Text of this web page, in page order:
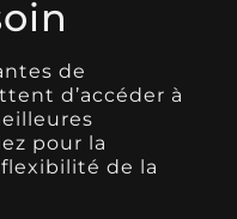
de
d’accéder à
pour la
de la